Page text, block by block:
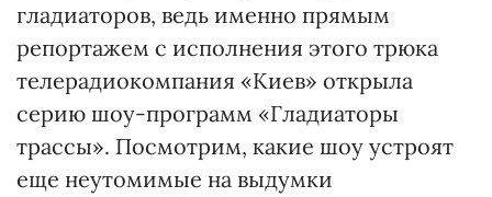
гладиаторов, ведь именно прямым
репортажем с исполнения этого трюка
телерадиокомпания «Киев» открыла
серию шоу-программ «Гладиаторы
трассы». Посмотрим, какие шоу устроят
еще неутомимые на выдумки